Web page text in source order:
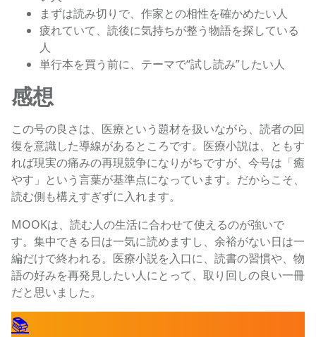
まずは読み切りで、作家との相性を確かめたい人
疲れていて、読後に気持ちが整う物語を探している
人
単行本を買う前に、テーマで“試し読み”したい人
感想
この号の良さは、医療という題材を扱いながら、読者の回
復を意識した導線があるところです。医療小説は、ともす
れば現実の痛みの再現競争になりがちですが、今号は「癒
やす」という言葉が基準点になっています。だからこそ、
読む側も構えすぎずに入れます。
MOOKは、読む人の生活に合わせて使えるのが強いで
す。集中できる日は一気に読めますし、余裕がない日は一
編だけで終われる。医療小説を入口に、読書の習慣や、物
語の好みを再発見したい人にとって、取り回しの良い一冊
だと思いました。
📚